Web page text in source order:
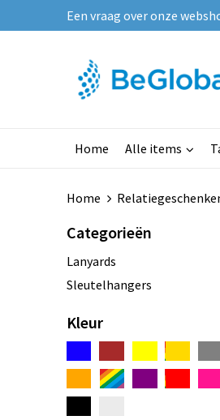
Een vraag over onze
Home Alle items
Home
Categorieën
Lanyards
Sleutelhangers
Kleur